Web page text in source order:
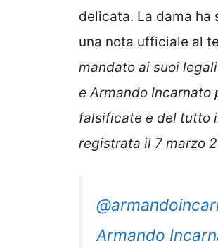
delicata. La dama
una nota ufficiale al
mandato ai suoi
e Armando
falsificate e del tutto
registrata il 7 marzo
Armando